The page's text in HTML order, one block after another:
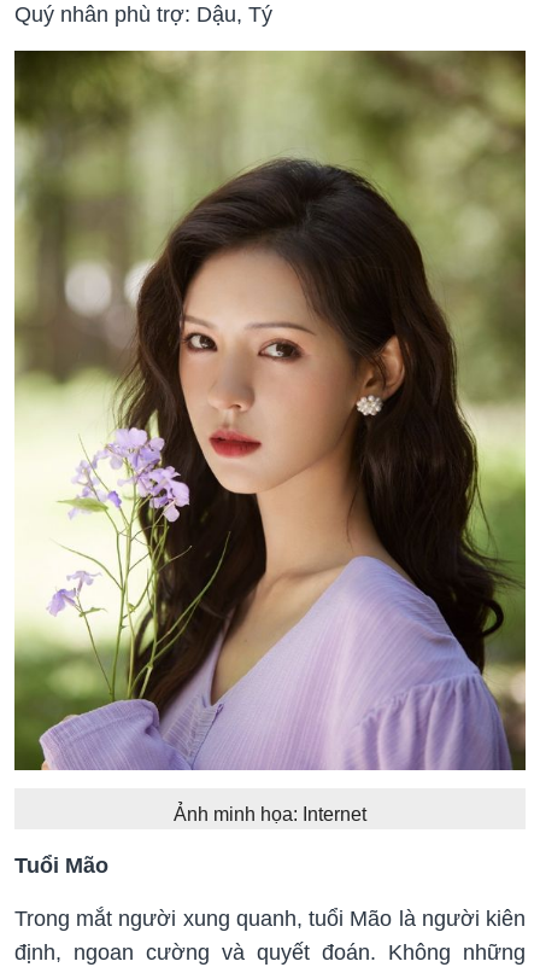
Quý nhân phù trợ: Dậu, Tý
Ảnh minh họa: Internet
Tuổi Mão
Trong mắt người xung quanh, tuổi Mão là người kiên
định, ngoan cường và quyết đoán. Không những